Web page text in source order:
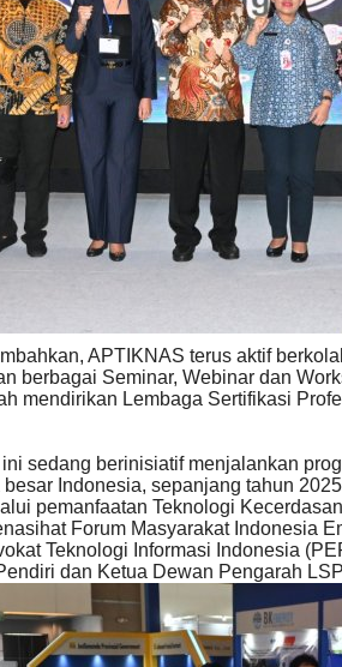
APTIKNAS terus aktif
berbagai Seminar, Webinar dan
mendirikan Lembaga Sertifikasi
sedang berinisiatif menjalankan
Indonesia, sepanjang tahun
pemanfaatan Teknologi
Forum Masyarakat Indonesia
Teknologi Informasi Indonesia
dan Ketua Dewan Pengarah
Inggris Perkuat Kerja Sama
Sampah...
sudaysi Feb 3, 2026 DKI Jakarta
SELATAN
0 35Laporkan